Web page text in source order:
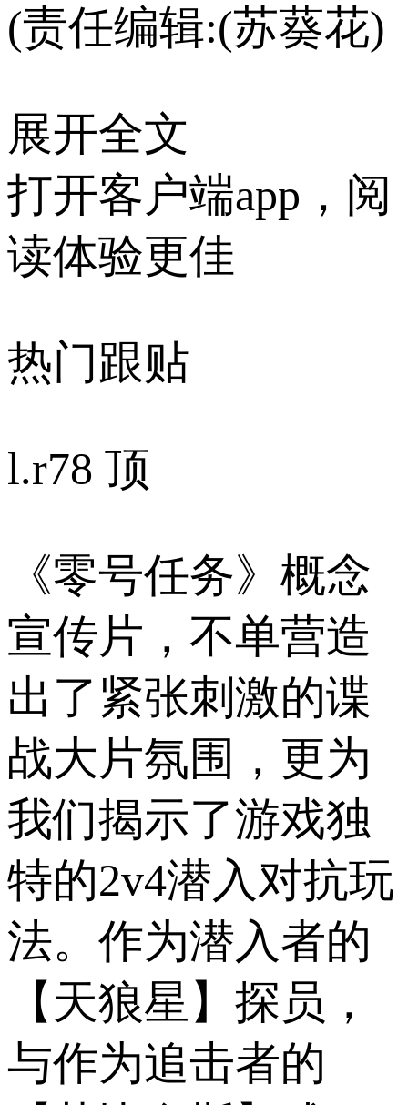
(责任编辑:(苏葵花)
展开全文
打开客户端app，阅
读体验更佳
热门跟贴
l.r78 顶
《零号任务》概念
宣传片，不单营造
出了紧张刺激的谍
战大片氛围，更为
我们揭示了游戏独
特的2v4潜入对抗玩
法。作为潜入者的
【天狼星】探员，
与作为追击者的